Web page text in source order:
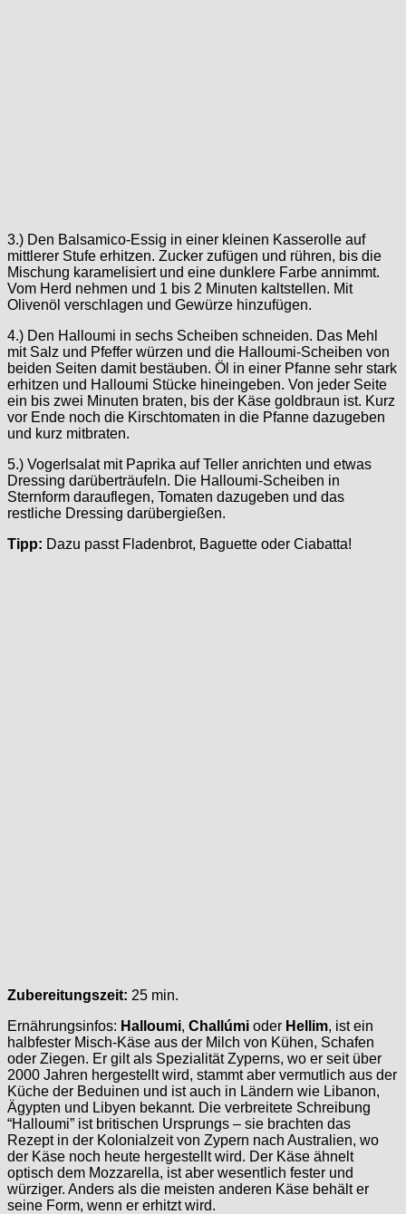
3.) Den Balsamico-Essig in einer kleinen Kasserolle auf
mittlerer Stufe erhitzen. Zucker zufügen und rühren, bis die
Mischung karamelisiert und eine dunklere Farbe annimmt.
Vom Herd nehmen und 1 bis 2 Minuten kaltstellen. Mit
Olivenöl verschlagen und Gewürze hinzufügen.
4.) Den Halloumi in sechs Scheiben schneiden. Das Mehl
mit Salz und Pfeffer würzen und die Halloumi-Scheiben von
beiden Seiten damit bestäuben. Öl in einer Pfanne sehr stark
erhitzen und Halloumi Stücke hineingeben. Von jeder Seite
ein bis zwei Minuten braten, bis der Käse goldbraun ist. Kurz
vor Ende noch die Kirschtomaten in die Pfanne dazugeben
und kurz mitbraten.
5.) Vogerlsalat mit Paprika auf Teller anrichten und etwas
Dressing darüberträufeln. Die Halloumi-Scheiben in
Sternform darauflegen, Tomaten dazugeben und das
restliche Dressing darübergießen.
Tipp: Dazu passt Fladenbrot, Baguette oder Ciabatta!
Zubereitungszeit: 25 min.
Ernährungsinfos: Halloumi, Challúmi oder Hellim, ist ein
halbfester Misch-Käse aus der Milch von Kühen, Schafen
oder Ziegen. Er gilt als Spezialität Zyperns, wo er seit über
2000 Jahren hergestellt wird, stammt aber vermutlich aus der
Küche der Beduinen und ist auch in Ländern wie Libanon,
Ägypten und Libyen bekannt. Die verbreitete Schreibung
“Halloumi” ist britischen Ursprungs – sie brachten das
Rezept in der Kolonialzeit von Zypern nach Australien, wo
der Käse noch heute hergestellt wird. Der Käse ähnelt
optisch dem Mozzarella, ist aber wesentlich fester und
würziger. Anders als die meisten anderen Käse behält er
seine Form, wenn er erhitzt wird.